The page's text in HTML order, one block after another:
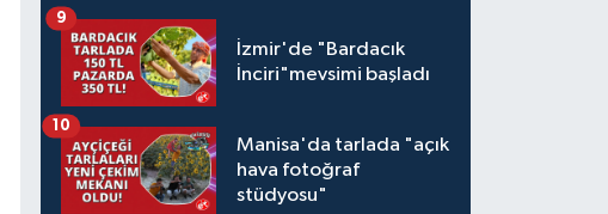
İzmir'de "Bardacık
İnciri"mevsimi başladı
9
Manisa'da tarlada "açık
hava fotoğraf
stüdyosu"
10